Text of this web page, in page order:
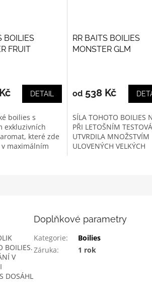
BOILIES
FRUIT
DETAIL
boilies s
exkluzivních
které zde
maximálním
RR BAITS BOILIES
MONSTER GLM
produktu
z
5
hvězdiček.
od 538 Kč
SÍLA TOHOTO BOILIES
PŘI LETOŠNÍM
UTVRDILA MNOŽSTVÍM
ULOVENÝCH VELKÝCH
BOILIES.
V
DOSÁHL
Doplňkové parametry
Kategorie:
Boilies
Záruka: 1 rok